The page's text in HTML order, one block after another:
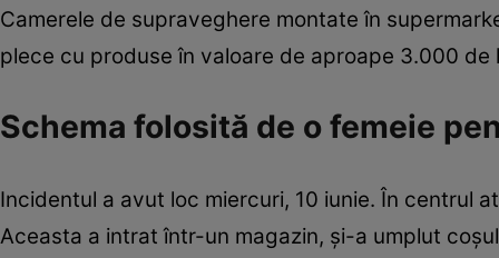
Camerele de supraveghere montate în
plece cu produse în valoare de aproape 3.000
Schema folosită de o femeie
Incidentul a avut loc miercuri, 10 iunie. În centrul
Aceasta a intrat într-un magazin, și-a umplut